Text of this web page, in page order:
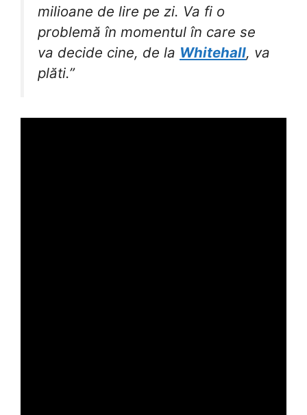
milioane de lire pe zi. Va fi o
problemă în momentul în care se
va decide cine, de la Whitehall, va
plăti.”